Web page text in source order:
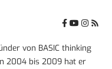
von BASIC thinking
2004 bis 2009 hat er